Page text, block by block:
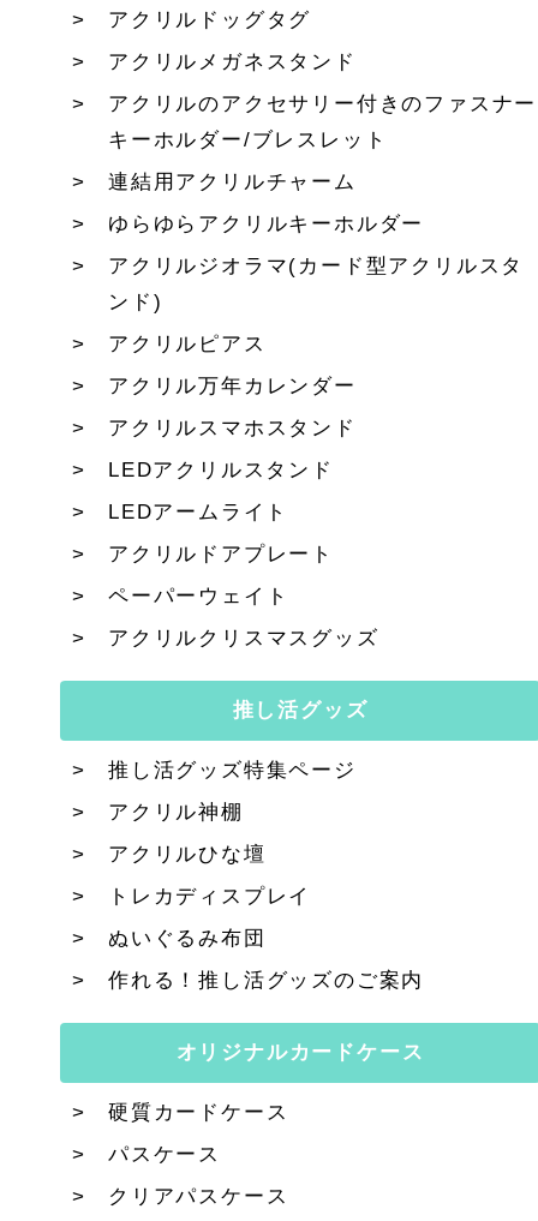
アクリルドッグタグ
アクリルメガネスタンド
アクリルのアクセサリー付きのファスナー
キーホルダー/ブレスレット
連結用アクリルチャーム
ゆらゆらアクリルキーホルダー
アクリルジオラマ(カード型アクリルスタ
ンド)
アクリルピアス
アクリル万年カレンダー
アクリルスマホスタンド
LEDアクリルスタンド
LEDアームライト
アクリルドアプレート
ペーパーウェイト
アクリルクリスマスグッズ
推し活グッズ
推し活グッズ特集ページ
アクリル神棚
アクリルひな壇
トレカディスプレイ
ぬいぐるみ布団
作れる！推し活グッズのご案内
オリジナルカードケース
硬質カードケース
パスケース
クリアパスケース